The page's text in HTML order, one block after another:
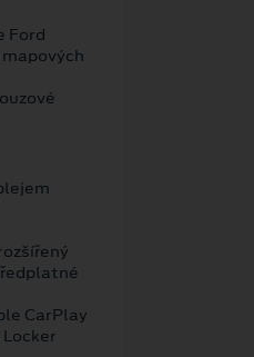
Ford
CarPlay